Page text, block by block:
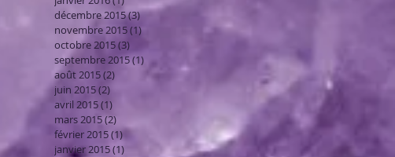
décembre 2015(3)3 posts
novembre 2015(1)
octobre 2015(3)
septembre 2015(1) 1 post
août 2015(2) 2 posts
juin 2015(2)
avril 2015(1)
mars 2015(2)
février 2015(1)
janvier 2015(1)